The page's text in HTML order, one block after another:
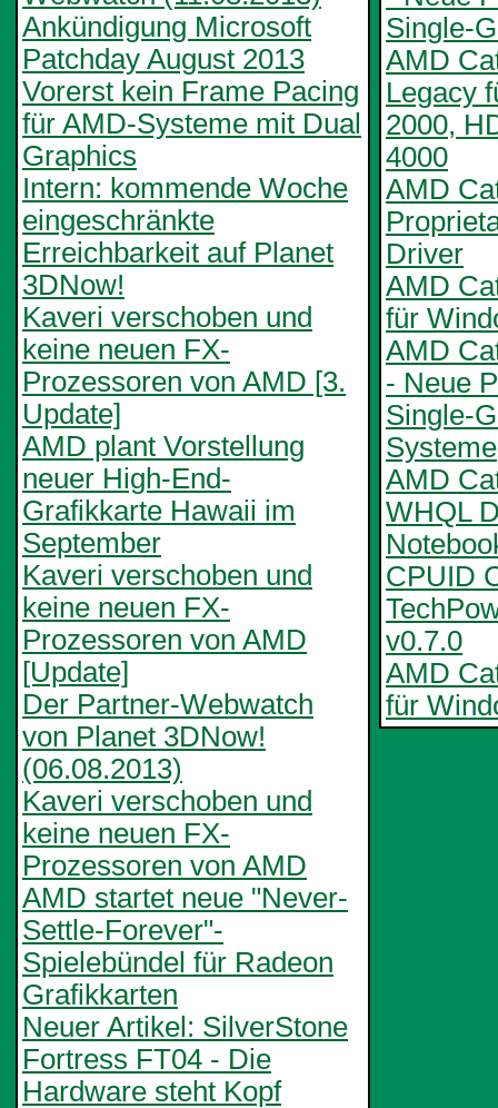
Ankündigung Microsoft
Patchday August 2013
Vorerst kein Frame Pacing
für AMD-Systeme mit Dual
Graphics
Intern: kommende Woche
eingeschränkte
Erreichbarkeit auf Planet
3DNow!
Kaveri verschoben und
keine neuen FX-
Prozessoren von AMD [3.
Update]
AMD plant Vorstellung
neuer High-End-
Grafikkarte Hawaii im
September
Kaveri verschoben und
keine neuen FX-
Prozessoren von AMD
[Update]
Der Partner-Webwatch
von Planet 3DNow!
(06.08.2013)
Kaveri verschoben und
keine neuen FX-
Prozessoren von AMD
AMD startet neue "Never-
Settle-Forever"-
Spielebündel für Radeon
Grafikkarten
Neuer Artikel: SilverStone
Fortress FT04 - Die
Hardware steht Kopf
Single-
AMD
Legacy
2000,
4000
AMD
Driver
AMD
für
AMD
- Neue
Single-
Systeme
AMD
WHQL
CPUID
v0.7.0
AMD
für